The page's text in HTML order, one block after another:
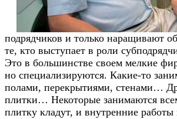
подрядчиков и только наращивают
те, кто выступает в роли
Это в большинстве своем мелкие
но специализируются. Какие-то
полами, перекрытиями, стенами…
плитки… Некоторые занимаются
плитку кладут, и внутренние работы